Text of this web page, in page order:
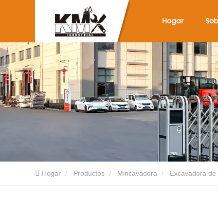
Hogar
Hogar Productos Mincavadora Excavadora